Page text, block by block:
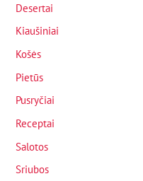
Desertai
Kiaušiniai
Košės
Pietūs
Pusryčiai
Receptai
Salotos
Sriubos